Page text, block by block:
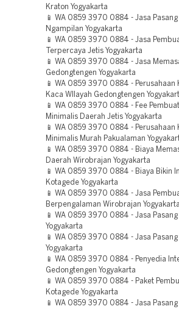
Kraton Yogyakarta
📱 WA 0859 3970 0884 - Jasa
Ngampilan Yogyakarta
📱 WA 0859 3970 0884 - Jasa
Terpercaya Jetis Yogyakarta
📱 WA 0859 3970 0884 - Jasa
Gedongtengen Yogyakarta
📱 WA 0859 3970 0884 -
Kaca WIlayah Gedongtengen
📱 WA 0859 3970 0884 - Fee
Minimalis Daerah Jetis Yogyakarta
📱 WA 0859 3970 0884 -
Minimalis Murah Pakualaman
📱 WA 0859 3970 0884 - Biaya
Daerah Wirobrajan Yogyakarta
📱 WA 0859 3970 0884 - Biaya Bikin
Kotagede Yogyakarta
📱 WA 0859 3970 0884 - Jasa
Berpengalaman Wirobrajan Yogyakarta
📱 WA 0859 3970 0884 - Jasa
Yogyakarta
📱 WA 0859 3970 0884 - Jasa
Yogyakarta
📱 WA 0859 3970 0884 - Penyedia
Gedongtengen Yogyakarta
📱 WA 0859 3970 0884 - Paket
Kotagede Yogyakarta
📱 WA 0859 3970 0884 - Jasa